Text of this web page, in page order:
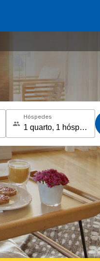
Hóspedes